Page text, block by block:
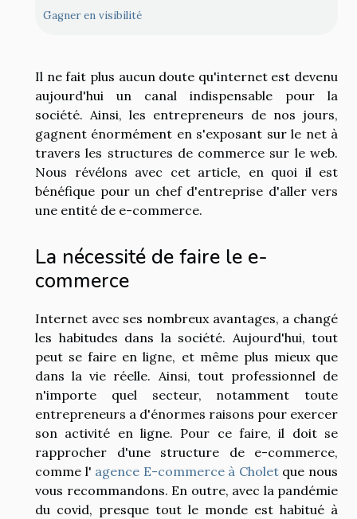
Gagner en visibilité
Il ne fait plus aucun doute qu'internet est devenu
aujourd'hui un canal indispensable pour la
société. Ainsi, les entrepreneurs de nos jours,
gagnent énormément en s'exposant sur le net à
travers les structures de commerce sur le web.
Nous révélons avec cet article, en quoi il est
bénéfique pour un chef d'entreprise d'aller vers
une entité de e-commerce.
La nécessité de faire le e-
commerce
Internet avec ses nombreux avantages, a changé
les habitudes dans la société. Aujourd'hui, tout
peut se faire en ligne, et même plus mieux que
dans la vie réelle. Ainsi, tout professionnel de
n'importe quel secteur, notamment toute
entrepreneurs a d'énormes raisons pour exercer
son activité en ligne. Pour ce faire, il doit se
rapprocher d'une structure de e-commerce,
comme l' agence E-commerce à Choletque nous
vous recommandons. En outre, avec la pandémie
du covid, presque tout le monde est habitué à